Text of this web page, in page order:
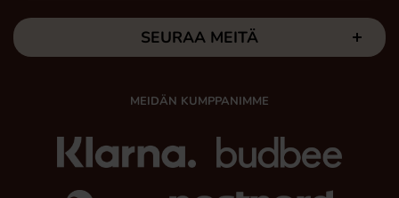
SEURAA MEITÄ
MEIDÄN KUMPPANIMME